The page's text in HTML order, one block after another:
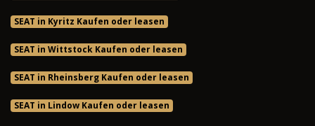
SEAT in Kyritz Kaufen oder leasen
SEAT in Wittstock Kaufen oder leasen
SEAT in Rheinsberg Kaufen oder leasen
SEAT in Lindow Kaufen oder leasen